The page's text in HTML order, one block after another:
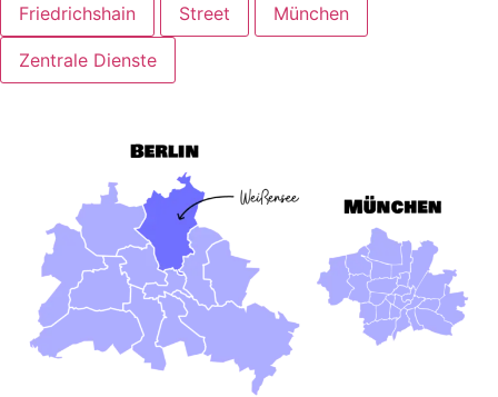
Friedrichshain Street München
Zentrale Dienste